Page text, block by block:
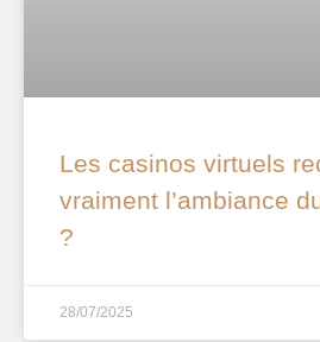
Les casinos virtuels
vraiment l’ambiance
?
28/07/2025